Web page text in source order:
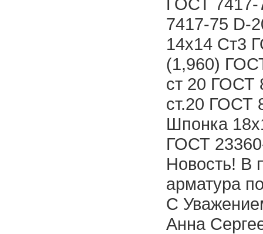
7417-75 D-
14х14 Ст3
(1,960)
ст 20 ГОСТ
ст.20 ГОСТ
Шпонка
ГОСТ
Новость! В
арматура
С
Анна